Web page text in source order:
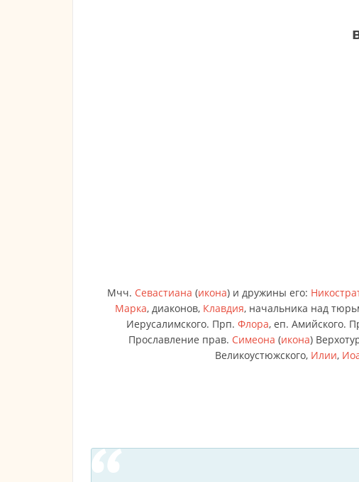
Мчч. Севастиана (икона) и дружины его:
Марка, диаконов, Клавдия, начальника над
Иерусалимского. Прп. Флора, еп. Амийского.
Прославление прав. Симеона (икона)
Великоустюжского, Илии,